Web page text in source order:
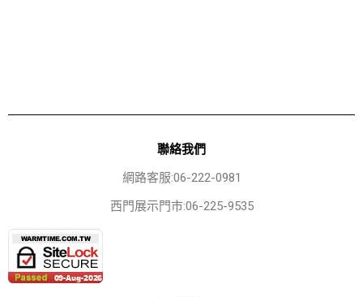
聯絡我們
網路客服:06-222-0981
西門展示門市:06-225-9535